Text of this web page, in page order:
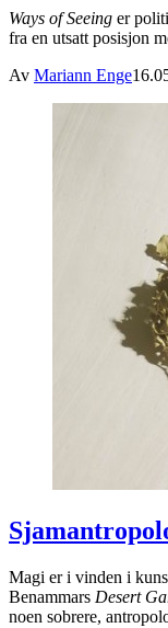
Ways of Seeing er
fra en utsatt posisjon
Av Mariann Enge
Magi er i vinden i
Benammars Desert
noen sobrere,